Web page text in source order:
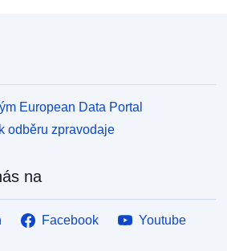
European Data Portal
odběru zpravodaje
na
Facebook
Youtube